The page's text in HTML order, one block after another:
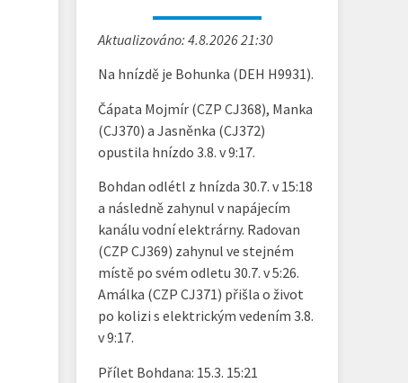
Aktualizováno: 4.8.2026 21:30
Na hnízdě je Bohunka (DEH H9931).
Čápata Mojmír (CZP CJ368), Manka
(CJ370) a Jasněnka (CJ372)
opustila hnízdo 3.8. v 9:17.
Bohdan odlétl z hnízda 30.7. v 15:18
a následně zahynul v napájecím
kanálu vodní elektrárny. Radovan
(CZP CJ369) zahynul ve stejném
místě po svém odletu 30.7. v 5:26.
Amálka (CZP CJ371) přišla o život
po kolizi s elektrickým vedením 3.8.
v 9:17.
Přílet Bohdana: 15.3. 15:21